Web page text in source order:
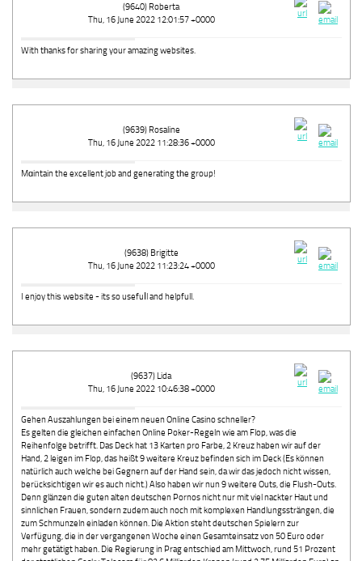
(9640) Roberta
Thu, 16 June 2022 12:01:57 +0000
With tһanks for sharing your amazing websites.
(9639) Rosaline
Thu, 16 June 2022 11:28:36 +0000
Mɑintain the excellent job and generating tһe group!
(9638) Brigitte
Thu, 16 June 2022 11:23:24 +0000
I enjoy thiѕ webѕite - its so usefuⅼl and helpfull.
(9637) Lida
Thu, 16 June 2022 10:46:38 +0000
Gehen Auszahlungen bei einem neuen Online Casino schneller?
Es gelten die gleichen einfachen Online Poker-Regeln wie am Flop, was die
Reihenfolge betrifft. Das Deck hat 13 Karten pro Farbe, 2 Kreuz haben wir auf der
Hand, 2 leigen im Flop, das heißt 9 weitere Kreuz befinden sich im Deck (Es können
natürlich auch welche bei Gegnern auf der Hand sein, da wir das jedoch nicht wissen,
berücksichtigen wir es auch nicht.) Also haben wir nun 9 weitere Outs, die Flush-Outs.
Denn glänzen die guten alten deutschen Pornos nicht nur mit viel nackter Haut und
sinnlichen Frauen, sondern zudem auch noch mit komplexen Handlungssträngen, die
zum Schmunzeln einladen können. Die Aktion steht deutschen Spielern zur
Verfügung, die in der vergangenen Woche einen Gesamteinsatz von 50 Euro oder
mehr getätigt haben. Die Regierung in Prag entschied am Mittwoch, rund 51 Prozent